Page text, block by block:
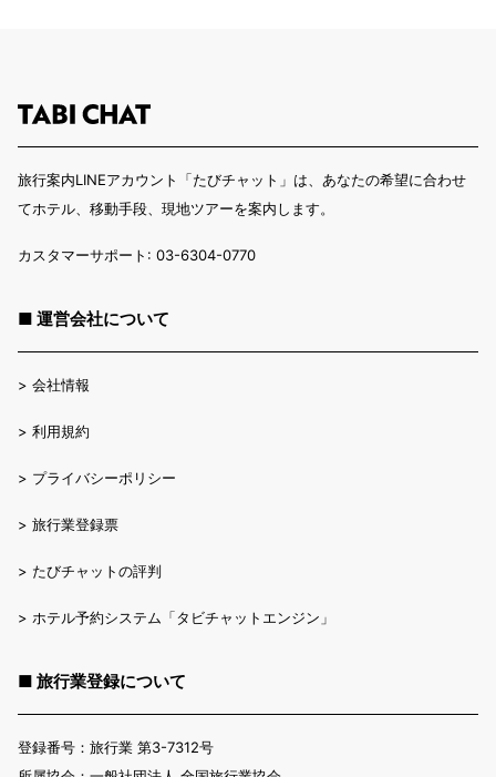
旅行案内LINEアカウント「たびチャット」は、あなたの希望に合わせ
てホテル、移動手段、現地ツアーを案内します。
カスタマーサポート: 03-6304-0770
■ 運営会社について
> 会社情報
> 利用規約
> プライバシーポリシー
> 旅行業登録票
> たびチャットの評判
> ホテル予約システム「タビチャットエンジン」
■ 旅行業登録について
登録番号：旅行業 第3-7312号